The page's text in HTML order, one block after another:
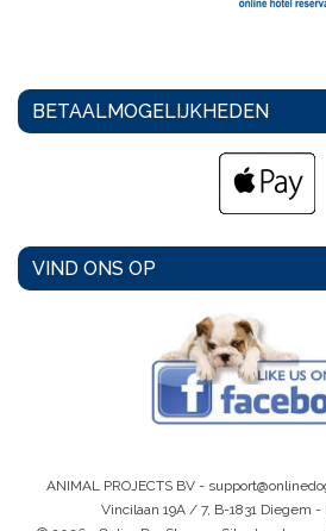
BETAALMOGELIJKHEDEN
VIND ONS OP
ANIMAL PROJECTS BV -
Vincilaan 19A / 7, B-1831 Diegem -